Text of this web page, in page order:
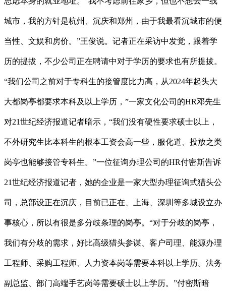
城市，我的方针是杭州、沉庆和郑州，由于我最看沉城市的便
当性、文娱和房价。”王俊说。记者正在采访中发觉，跟着学
历的提拔，不少公司正在聘请中对于学历的要求也有所提拔。
“我们公司之前对于专科生的接管度比力高，从2024年起头大
大都岗亭都要求本科及以上学历，”一家文化公司的HR邓先生
对21世纪经济报道记者暗示，“我们没有硬性要求硕士以上，
不外研究生比本科生的根本工资会高一些，服化道、投放之类
岗亭也能够接管专科生。”一位征询办理公司的HR付密斯告诉
21世纪经济报道记者，她的企业是一家大型办理征询式猎头公
司，总部设正在沉庆，目前已正在、上海、深圳等多城设立办
事核心，所以有很是多分歧条理的岗亭。“对于分歧的岗亭，
我们有分歧的需求，好比高级猎头参谋、客户司理、能源办理
工程师、采购工程师、人力资本岗等需要本科以上学历。法务
副总监、部门高端手艺岗等需要硕士以上学历。”付密斯暗